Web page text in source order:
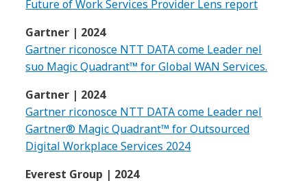
Future of Work Services Provider Lens report
Gartner | 2024
Gartner riconosce NTT DATA come Leader nel
suo Magic Quadrant™ for Global WAN Services.
Gartner | 2024
Gartner riconosce NTT DATA come Leader nel
Gartner® Magic Quadrant™ for Outsourced
Digital Workplace Services 2024
Everest Group | 2024